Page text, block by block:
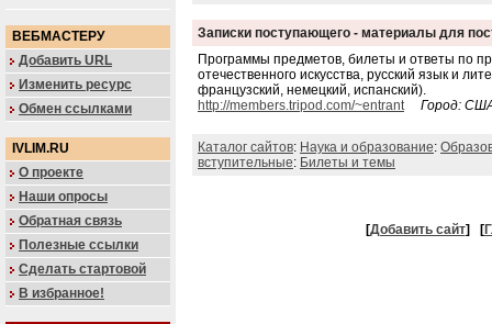
ВЕБМАСТЕРУ
Добавить URL
Изменить ресурс
Обмен ссылками
IVLIM.RU
О проекте
Наши опросы
Обратная связь
Полезные ссылки
Сделать стартовой
В избранное!
Записки поступающего - материалы для
Программы предметов, билеты и ответы по
отечественного искусства, русский язык и
французский, немецкий, испанский).
http://members.tripod.com/~entrant
Город:
Каталог сайтов: Наука и образование:
вступительные: Билеты и темы
[Добавить сайт] [